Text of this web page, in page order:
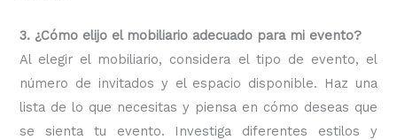
3. ¿Cómo elijo el mobiliario adecuado para mi evento?
Al elegir el mobiliario, considera el tipo de evento, el
número de invitados y el espacio disponible. Haz una
lista de lo que necesitas y piensa en cómo deseas que
se sienta tu evento. Investiga diferentes estilos y